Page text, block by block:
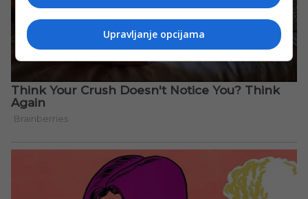
Upravljanje opcijama